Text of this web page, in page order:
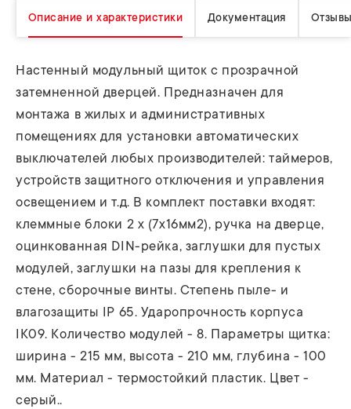
Описание и характеристики Документация
Настенный модульный щиток с прозрачной
затемненной дверцей. Предназначен для
монтажа в жилых и административных
помещениях для установки автоматических
выключателей любых производителей: таймеров,
устройств защитного отключения и управления
освещением и т.д. В комплект поставки входят:
клеммные блоки 2 x (7x16мм2), ручка на дверце,
оцинкованная DIN-рейка, заглушки для пустых
модулей, заглушки на пазы для крепления к
стене, сборочные винты. Степень пыле- и
влагозащиты IP 65. Ударопрочность корпуса
IK09. Количество модулей - 8. Параметры щитка:
ширина - 215 мм, высота - 210 мм, глубина - 100
мм. Материал - термостойкий пластик. Цвет -
серый..